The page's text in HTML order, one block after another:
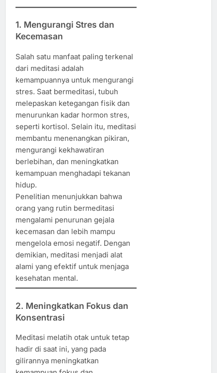
1. Mengurangi Stres dan
Kecemasan
Salah satu manfaat paling terkenal
dari meditasi adalah
kemampuannya untuk mengurangi
stres. Saat bermeditasi, tubuh
melepaskan ketegangan fisik dan
menurunkan kadar hormon stres,
seperti kortisol. Selain itu, meditasi
membantu menenangkan pikiran,
mengurangi kekhawatiran
berlebihan, dan meningkatkan
kemampuan menghadapi tekanan
hidup.
Penelitian menunjukkan bahwa
orang yang rutin bermeditasi
mengalami penurunan gejala
kecemasan dan lebih mampu
mengelola emosi negatif. Dengan
demikian, meditasi menjadi alat
alami yang efektif untuk menjaga
kesehatan mental.
2. Meningkatkan Fokus dan
Konsentrasi
Meditasi melatih otak untuk tetap
hadir di saat ini, yang pada
gilirannya meningkatkan